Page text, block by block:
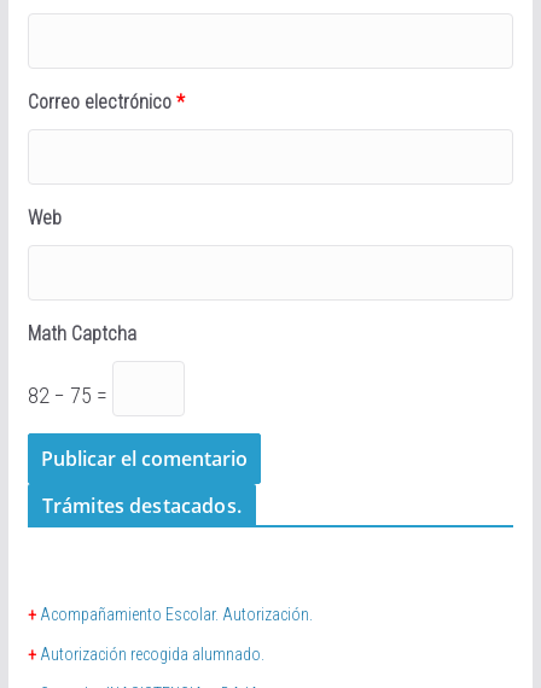
Correo electrónico *
Web
Math Captcha
82 − 75 =
Trámites destacados.
+ Acompañamiento Escolar. Autorización.
+ Autorización recogida alumnado.